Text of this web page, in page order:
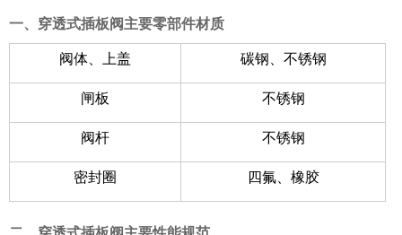
一、穿透式插板阀主要零部件材质
阀体、上盖 碳钢、不锈钢
闸板 不锈钢
阀杆 不锈钢
密封圈 四氟、橡胶